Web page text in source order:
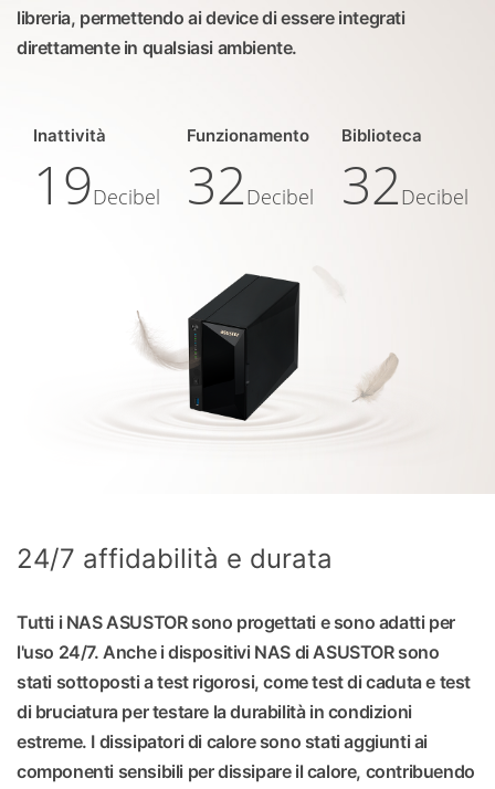
libreria, permettendo ai device di essere integrati
direttamente in qualsiasi ambiente.
Inattività
19Decibel
Funzionamento
32Decibel
Biblioteca
32Decibel
24/7 affidabilità e durata
Tutti i NAS ASUSTOR sono progettati e sono adatti per
l'uso 24/7. Anche i dispositivi NAS di ASUSTOR sono
stati sottoposti a test rigorosi, come test di caduta e test
di bruciatura per testare la durabilità in condizioni
estreme. I dissipatori di calore sono stati aggiunti ai
componenti sensibili per dissipare il calore, contribuendo